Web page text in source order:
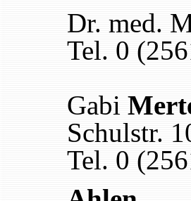
Dr. med.
Tel. 0
Gabi
Schulstr.
Tel. 0